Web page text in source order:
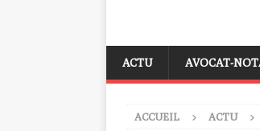
ACTU AVOCAT-
ACCUEIL ACTU